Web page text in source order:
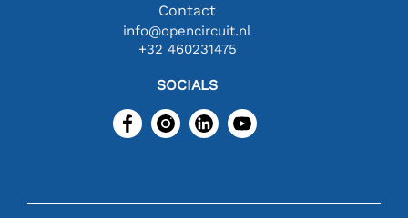
Contact
info@opencircuit.nl
+32 460231475
SOCIALS